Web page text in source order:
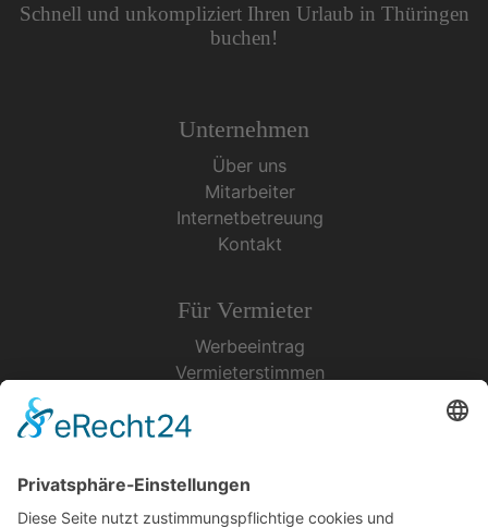
Schnell und unkompliziert Ihren Urlaub in Thüringen
buchen!
Unternehmen
Über uns
Mitarbeiter
Internetbetreuung
Kontakt
Für Vermieter
Werbeeintrag
Vermieterstimmen
Urlaubsservice